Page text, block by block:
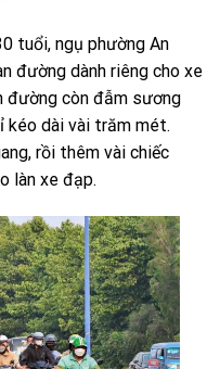
tuổi, ngụ phường An
đường dành riêng cho xe
đường còn đẫm sương
kéo dài vài trăm mét.
rồi thêm vài chiếc
làn xe đạp.